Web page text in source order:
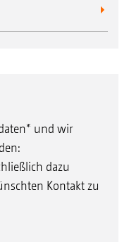
und wir
dazu
Kontakt zu